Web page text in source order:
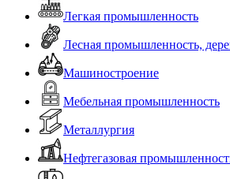
Легкая промышленность
Лесная промышленность,
Машиностроение
Мебельная промышленность
Металлургия
Нефтегазовая